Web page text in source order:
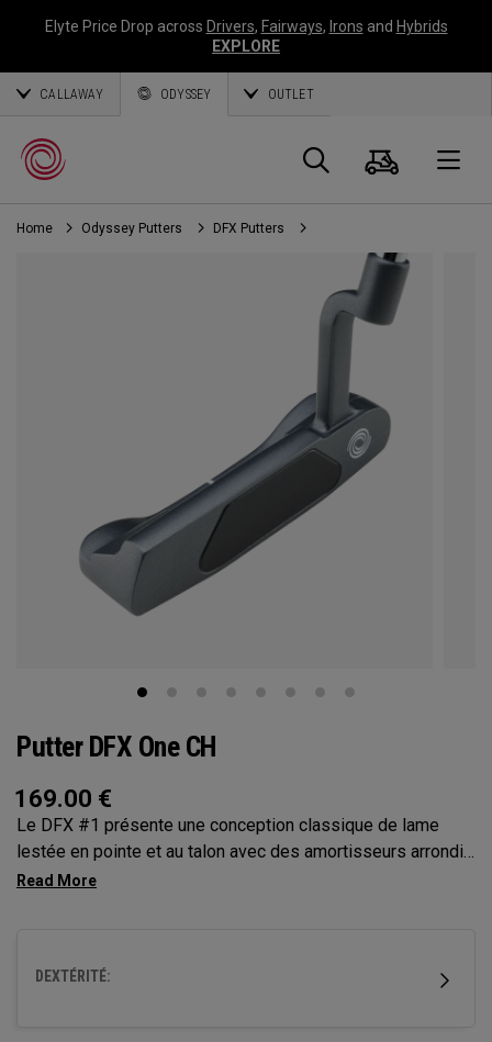
Elyte Price Drop across Drivers, Fairways, Irons and Hybrids
EXPLORE
CALLAWAY ODYSSEY OUTLET
Panier
Home Odyssey Putters DFX Putters
Putter DFX One CH
169.00 €
Le DFX #1 présente une conception classique de lame
lestée en pointe et au talon avec des amortisseurs arrondis
et un hosel crank, ce qui lui donne à ce putter un toe hang
acier et d’un grip pistol. (Les grips surdimensionnés et
DEXTÉRITÉ: